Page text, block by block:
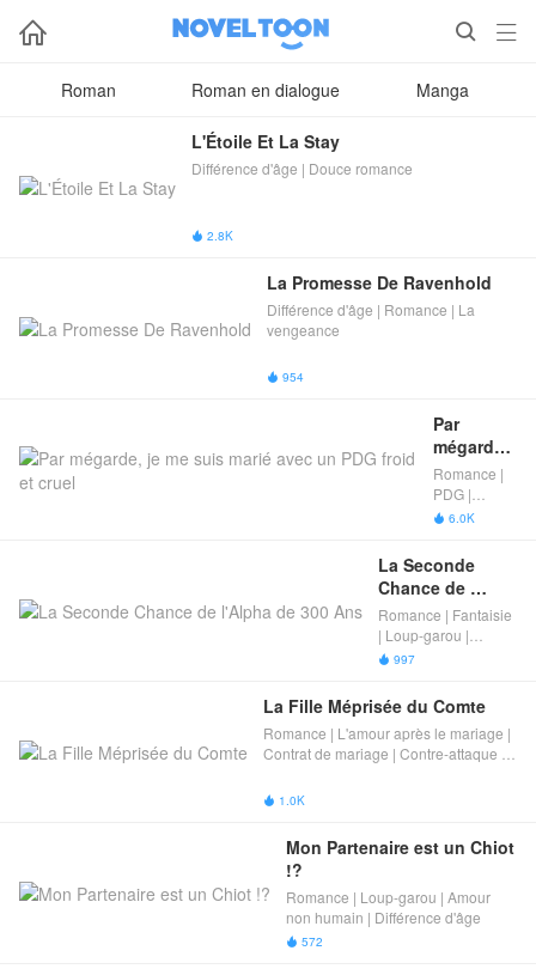
  
Roman Roman en dialogue Manga
L'Étoile Et La Stay
Différence d'âge​ | Douce romance
 2.8K
La Promesse De Ravenhold
Différence d'âge​ | Romance | La
vengeance
 954
Par
mégarde,
je me suis
marié
avec un
et cruel
Romance |
PDG |
L'amour
mariage |
Douce
romance |
Le coup de
foudre（love
Différence
 6.0K
La Seconde
Chance de
l'Alpha de 300
Ans
Romance | Fantaisie
| Loup-garou |
Sorcière | Amour non
d'âge​
 997
La Fille Méprisée du Comte
Romance | L'amour après le mariage |
Contrat de mariage | Contre-attaque |
 1.0K
Mon Partenaire est un Chiot
!?
Romance | Loup-garou | Amour
non humain | Différence d'âge​
 572